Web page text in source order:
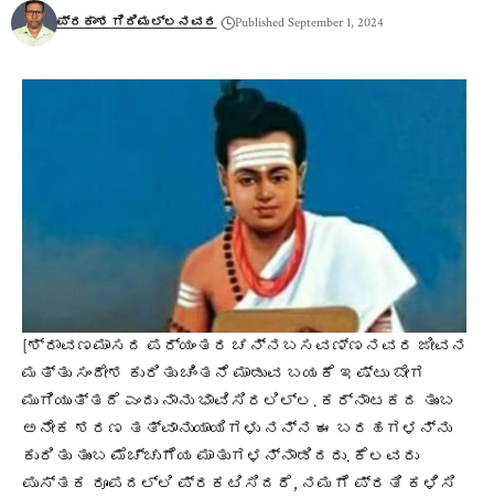
ಪ್ರಕಾಶ ಗಿರಿಮಲ್ಲನವರ Published September 1, 2024
[ಶ್ರಾವಣಮಾಸದ ಪರ್ಯಂತರ ಚನ್ನಬಸವಣ್ಣನವರ ಜೀವನ
ಮತ್ತು ಸಂದೇಶ ಕುರಿತು ಚಿಂತನೆ ಮಾಡುವ ಬಯಕೆ ಇಷ್ಟು ಬೇಗ
ಮುಗಿಯುತ್ತದೆ ಎಂದು ನಾನು ಭಾವಿಸಿರಲಿಲ್ಲ. ಕರ್ನಾಟಕದ ತುಂಬ
ಅನೇಕ ಶರಣ ತತ್ವಾನುಯಾಯಿಗಳು ನನ್ನ ಈ ಬರಹಗಳನ್ನು
ಕುರಿತು ತುಂಬ ಮೆಚ್ಚುಗೆಯ ಮಾತುಗಳನ್ನಾಡಿದರು. ಕೆಲವರು
ಪುಸ್ತಕ ರೂಪದಲ್ಲಿ ಪ್ರಕಟಿಸಿದರೆ, ನಮಗೆ ಪ್ರತಿ ಕಳಿಸಿ